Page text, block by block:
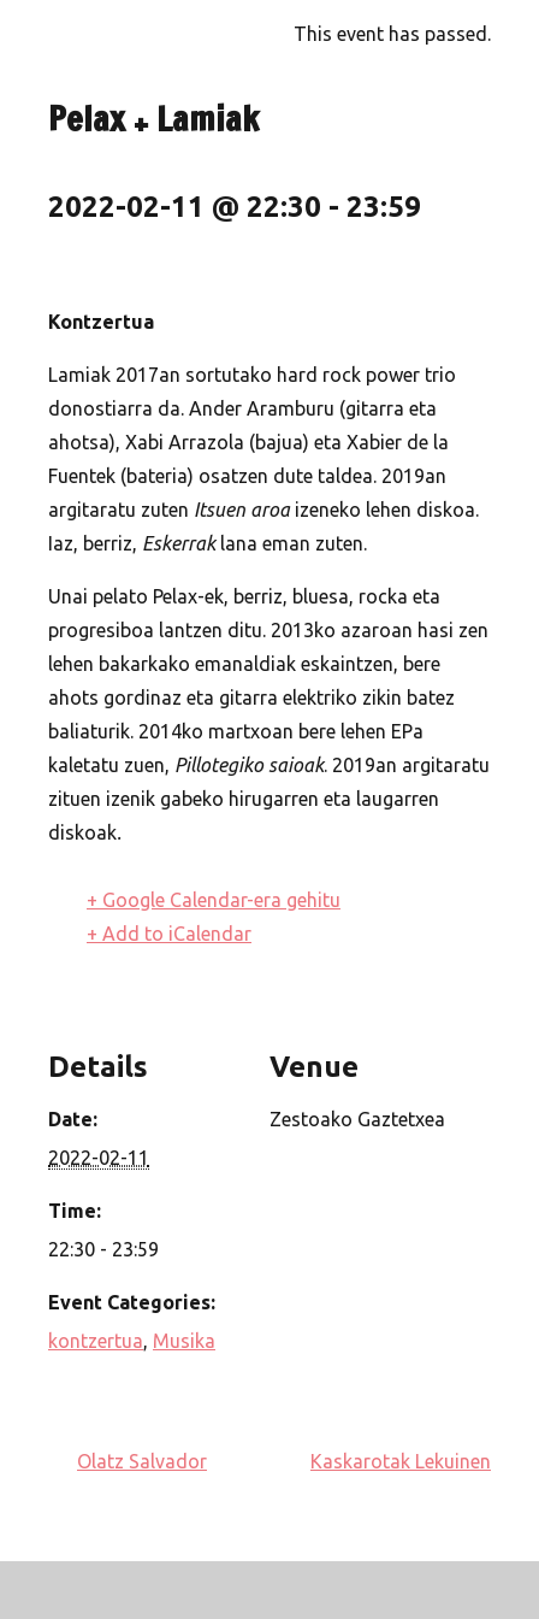
This event has passed.
Pelax + Lamiak
2022-02-11 @ 22:30 - 23:59
Kontzertua
Lamiak 2017an sortutako hard rock power trio
donostiarra da. Ander Aramburu (gitarra eta
ahotsa), Xabi Arrazola (bajua) eta Xabier de la
Fuentek (bateria) osatzen dute taldea. 2019an
argitaratu zuten Itsuen aroaizeneko lehen diskoa.
Iaz, berriz, Eskerraklana eman zuten.
Unai pelato Pelax-ek, berriz, bluesa, rocka eta
progresiboa lantzen ditu. 2013ko azaroan hasi zen
lehen bakarkako emanaldiak eskaintzen, bere
ahots gordinaz eta gitarra elektriko zikin batez
baliaturik. 2014ko martxoan bere lehen EPa
kaletatu zuen, Pillotegiko saioak. 2019an argitaratu
zituen izenik gabeko hirugarren eta laugarren
diskoak.
+ Google Calendar-era gehitu
+ Add to iCalendar
Details
Date:
2022-02-11
Time:
22:30 - 23:59
Event Categories:
kontzertua Musika
Venue
Zestoako Gaztetxea
Olatz Salvador Kaskarotak Lekuinen